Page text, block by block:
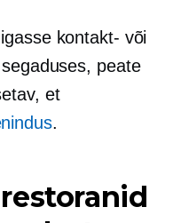
kontakt- või
peate
et
.